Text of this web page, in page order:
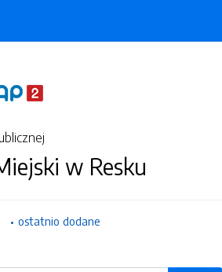
w Resku
ostatnio dodane